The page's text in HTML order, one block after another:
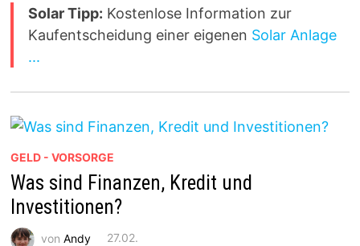
Solar Tipp: Kostenlose Information zur
Kaufentscheidung einer eigenen Solar Anlage
...
GELD - VORSORGE
Was sind Finanzen, Kredit und
Investitionen?
von Andy 27.02.